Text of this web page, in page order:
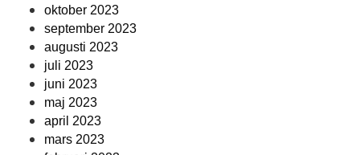
oktober 2023
september 2023
augusti 2023
juli 2023
juni 2023
maj 2023
april 2023
mars 2023